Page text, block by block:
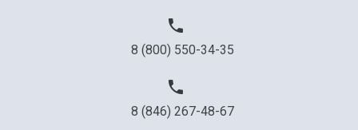
8 (800) 550-34-35
8 (846) 267-48-67